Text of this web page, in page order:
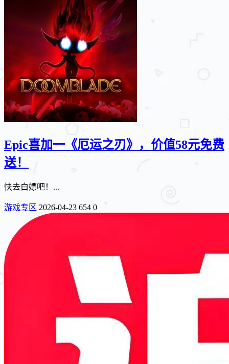
Epic喜加一《厄运之刃》，价值58元免费
送！
快去白嫖吧！...
游戏专区 2026-04-23 654 0